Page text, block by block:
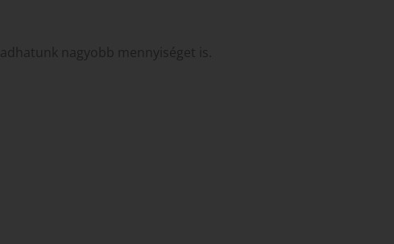
nagyobb mennyiséget is.